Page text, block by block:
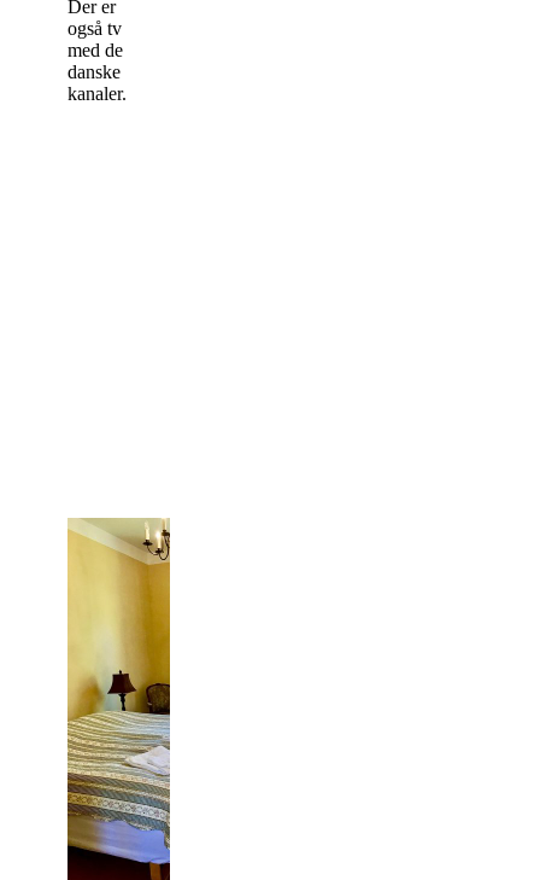
Der er
også tv
med de
danske
kanaler.